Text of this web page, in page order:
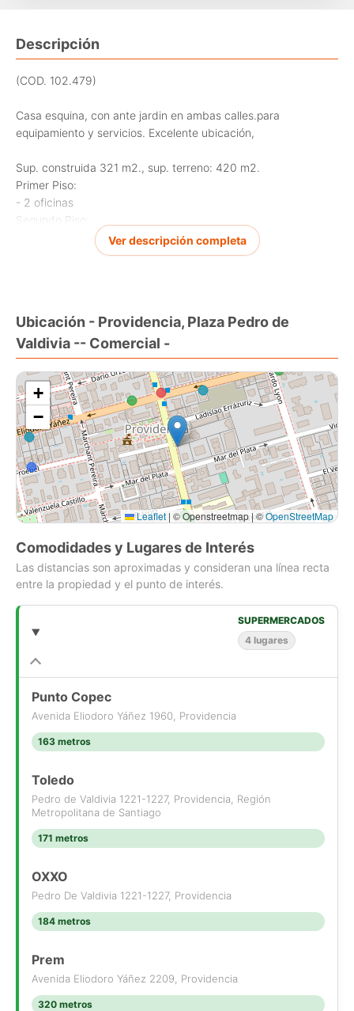
Descripción
(COD. 102.479)
Casa esquina, con ante jardin en ambas calles.para
equipamiento y servicios. Excelente ubicación,
Sup. construida 321 m2., sup. terreno: 420 m2.
Primer Piso:
- 2 oficinas
Segundo Piso:
Ver descripción completa
Ubicación - Providencia, Plaza Pedro de
Valdivia -- Comercial -
+
−
Leaflet | © Openstreetmap | ©OpenStreetMap
Comodidades y Lugares de Interés
Las distancias son aproximadas y consideran una línea recta
entre la propiedad y el punto de interés.
SUPERMERCADOS
4 lugares
Punto Copec
Avenida Eliodoro Yáñez 1960, Providencia
163 metros
Toledo
Pedro de Valdivia 1221-1227, Providencia, Región
Metropolitana de Santiago
171 metros
OXXO
Pedro De Valdivia 1221-1227, Providencia
184 metros
Prem
Avenida Eliodoro Yáñez 2209, Providencia
320 metros